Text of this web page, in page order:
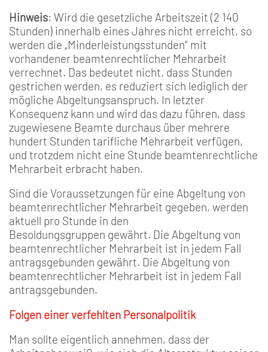
Hinweis: Wird die gesetzliche Arbeitszeit (2 140
Stunden) innerhalb eines Jahres nicht erreicht, so
werden die „Minderleistungsstunden“ mit
vorhandener beamtenrechtlicher Mehrarbeit
verrechnet. Das bedeutet nicht, dass Stunden
gestrichen werden, es reduziert sich lediglich der
mögliche Abgeltungsanspruch. In letzter
Konsequenz kann und wird das dazu führen, dass
zugewiesene Beamte durchaus über mehrere
hundert Stunden tarifliche Mehrarbeit verfügen,
und trotzdem nicht eine Stunde beamtenrechtliche
Mehrarbeit erbracht haben.
Sind die Voraussetzungen für eine Abgeltung von
beamtenrechtlicher Mehrarbeit gegeben, werden
aktuell pro Stunde in den
Besoldungsgruppen gewährt. Die Abgeltung von
beamtenrechtlicher Mehrarbeit ist in jedem Fall
antragsgebunden gewährt. Die Abgeltung von
beamtenrechtlicher Mehrarbeit ist in jedem Fall
antragsgebunden.
Folgen einer verfehlten Personalpolitik
Man sollte eigentlich annehmen, dass der